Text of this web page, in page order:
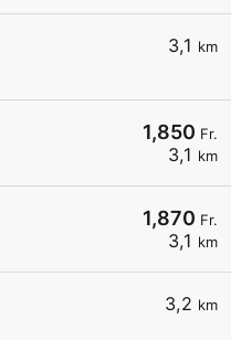
3,1 km
1,850 Fr.
3,1 km
1,870 Fr.
3,1 km
3,2 km